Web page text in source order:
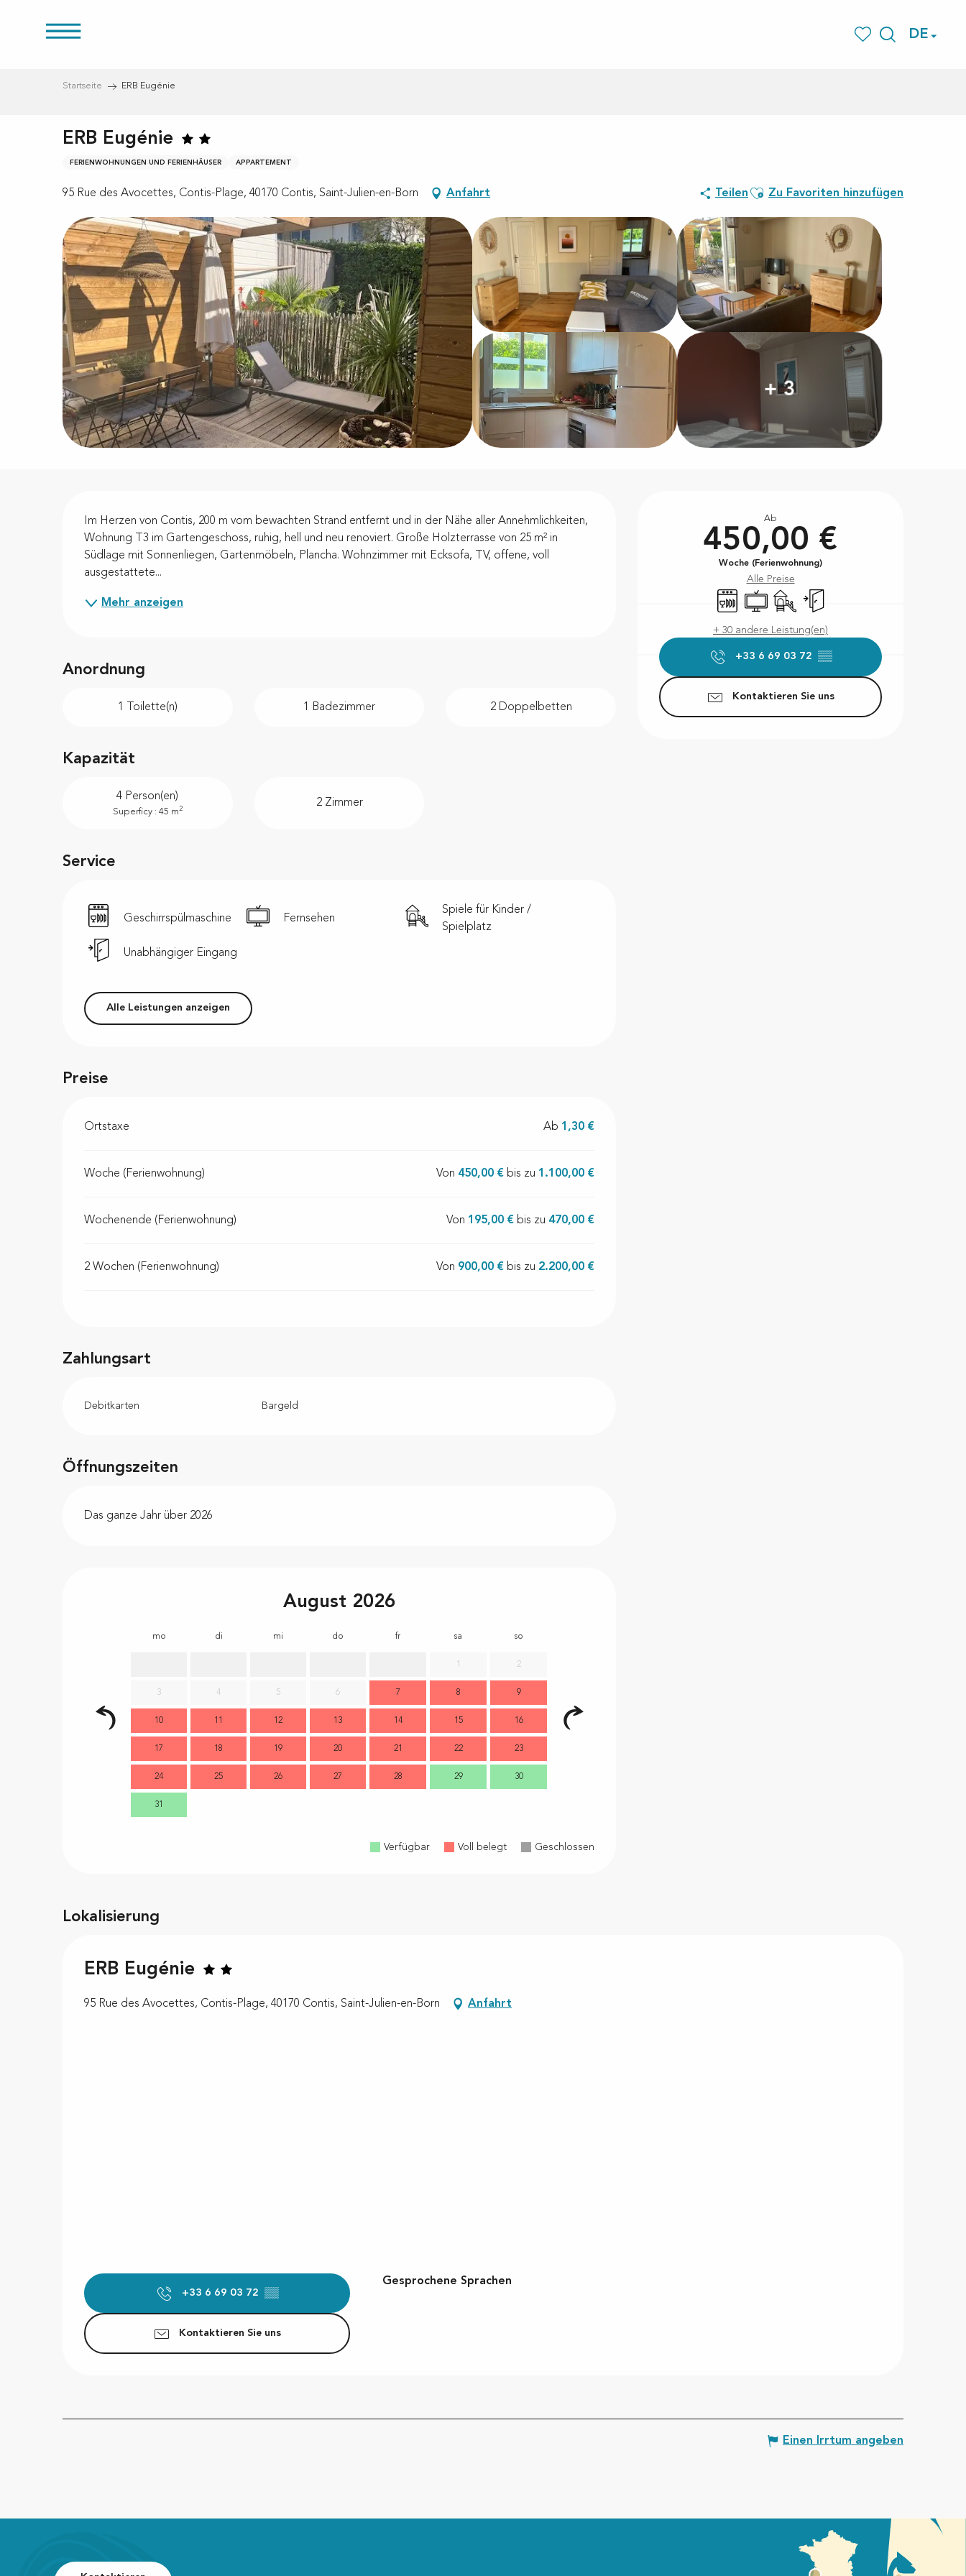
DE
Startseite ERB Eugénie
ERB Eugénie
FERIENWOHNUNGEN UND FERIENHÄUSER APPARTEMENT
95 Rue des Avocettes, Contis-Plage, 40170 Contis, Saint-Julien-en-Born Anfahrt Teilen Ajouter aux favoris
Zu Favoriten hinzufügen
+ 3
Öffnungszeiten &
Ab
450,00 €
Woche (Ferienwohnung)
Alle Preise
Geschirrspülmaschine
FernsehenSpiele für Kinder / Spielplatz
Unabhängiger Eingang
+ 30 andere Leistung(en)
+33 6 69 03 72 ▒▒
Kontaktieren Sie uns
Beschreibung
Im Herzen von Contis, 200 m vom bewachten Strand entfernt und in der Nähe aller Annehmlichkeiten,
Wohnung T3 im Gartengeschoss, ruhig, hell und neu renoviert. Große Holzterrasse von 25 m² in
Südlage mit Sonnenliegen, Gartenmöbeln, Plancha. Wohnzimmer mit Ecksofa, TV, offene, voll
ausgestattete...
Mehr anzeigen
Anordnung
1 Toilette(n) 1 Badezimmer 2 Doppelbetten
Kapazität
4 Person(en)
Superficy : 45 m2
2 Zimmer
Service
Geschirrspülmaschine Fernsehen
Spiele für Kinder /
Spielplatz
Unabhängiger Eingang
Alle Leistungen anzeigen
Preise
Ortstaxe Ab 1,30 €
Woche (Ferienwohnung) Von 450,00 € bis zu 1.100,00 €
Wochenende (Ferienwohnung) Von 195,00 € bis zu 470,00 €
2 Wochen (Ferienwohnung) Von 900,00 € bis zu 2.200,00 €
Zahlungsart
Debitkarten Bargeld
Öffnungszeiten
Das ganze Jahr über 2026
August 2026
mo di mi do fr sa so
1 2
3 4 5 6 7 8 9
10 11 12 13 14 15 16
17 18 19 20 21 22 23
24 25 26 27 28 29 30
31
Verfügbar Voll belegt Geschlossen
Lokalisierung
ERB Eugénie
95 Rue des Avocettes, Contis-Plage, 40170 Contis, Saint-Julien-en-Born Anfahrt
+33 6 69 03 72 ▒▒
Kontaktieren Sie uns
Gesprochene Sprachen
Gesprochene Sprachen
Einen Irrtum angeben